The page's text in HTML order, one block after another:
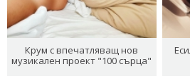
Крум с впечатляващ нов
музикален проект "100 сърца"